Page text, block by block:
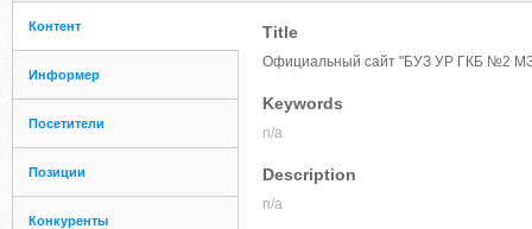
Контент
Информер
Посетители
Позиции
Конкуренты
Title
Официальный сайт "БУЗ УР ГКБ №2
Keywords
n/a
Description
n/a